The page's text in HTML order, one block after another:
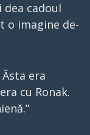
cadoul
o imagine de-
era
cu Ronak.